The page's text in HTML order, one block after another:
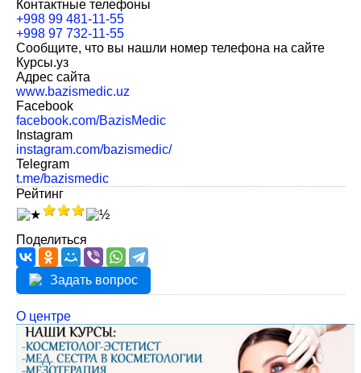
Контактные телефоны
+998 99 481-11-55
+998 97 732-11-55
Сообщите, что вы нашли номер телефона на сайте
Курсы.уз
Адрес сайта
www.bazismedic.uz
Facebook
facebook.com/BazisMedic
Instagram
instagram.com/bazismedic/
Telegram
t.me/bazismedic
Рейтинг
Поделиться
Задать вопрос
О центре